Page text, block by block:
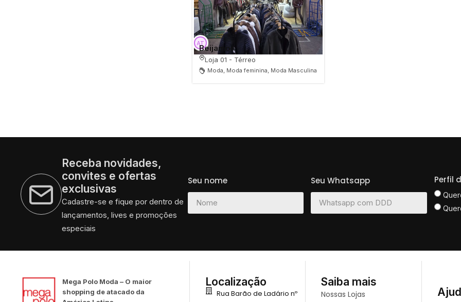
Beijamor
Loja 01 - Térreo
Moda, Moda feminina, Moda Masculina
Receba novidades,
convites e ofertas
exclusivas
Cadastre-se e fique por dentro de
lançamentos, lives e promoções
especiais
Seu nome Seu Whatsapp Perfil
Mega Polo Moda – O maior
shopping de atacado da
Localização
Rua Barão de Ladário nº
Saiba mais
Nossas Lojas